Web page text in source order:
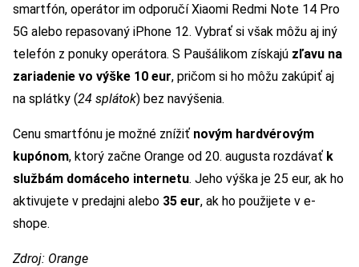
smartfón, operátor im odporučí Xiaomi Redmi Note 14 Pro
5G alebo repasovaný iPhone 12. Vybrať si však môžu aj iný
telefón z ponuky operátora. S Paušálikom získajú zľavu na
zariadenie vo výške 10 eur, pričom si ho môžu zakúpiť aj
na splátky (24 splátok) bez navýšenia.
Cenu smartfónu je možné znížiť novým hardvérovým
kupónom, ktorý začne Orange od 20. augusta rozdávať k
službám domáceho internetu. Jeho výška je 25 eur, ak ho
aktivujete v predajni alebo 35 eur, ak ho použijete v e-
shope.
Zdroj: Orange